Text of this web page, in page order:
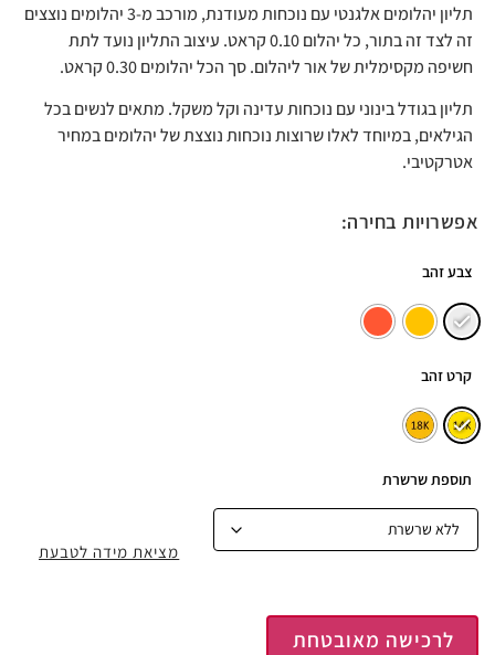
תליון יהלומים אלגנטי עם נוכחות מעודנת, מורכב מ-3 יהלומים נוצצים
זה לצד זה בתור, כל יהלום 0.10 קראט. עיצוב התליון נועד לתת
חשיפה מקסימלית של אור ליהלום. סך הכל יהלומים 0.30 קראט.
תליון בגודל בינוני עם נוכחות עדינה וקל משקל. מתאים לנשים בכל
הגילאים, במיוחד לאלו שרוצות נוכחות נוצצת של יהלומים במחיר
אטרקטיבי.
אפשרויות בחירה:
צבע זהב
קרט זהב
תוספת שרשרת
לרכישה מאובטחת
מציאת מידה לטבעת